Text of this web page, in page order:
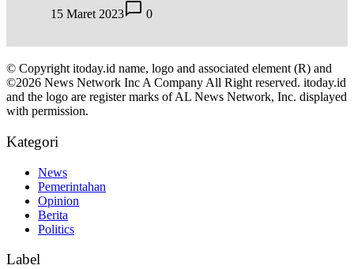
15 Maret 2023
0
© Copyright itoday.id name, logo and associated element (R) and
©2026 News Network Inc A Company All Right reserved. itoday.id
and the logo are register marks of AL News Network, Inc. displayed
with permission.
Kategori
News
Pemerintahan
Opinion
Berita
Politics
Label